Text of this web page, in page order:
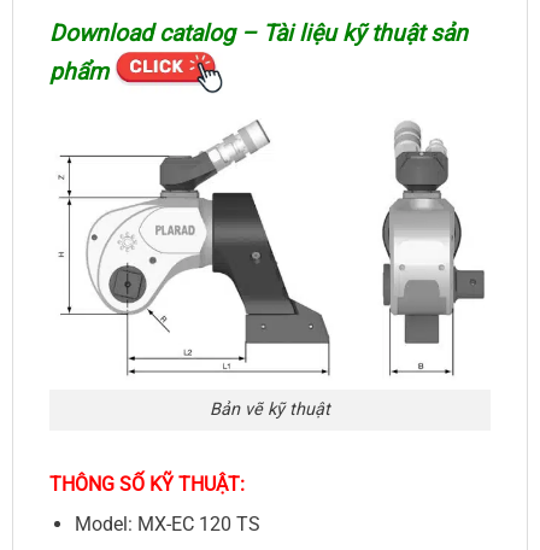
Download catalog – Tài liệu kỹ thuật sản
phẩm
Bản vẽ kỹ thuật
THÔNG SỐ KỸ THUẬT:
Model: MX-EC 120 TS